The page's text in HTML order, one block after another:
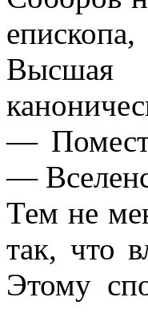
Высшая
—
—
Тем не
так, что
Этому